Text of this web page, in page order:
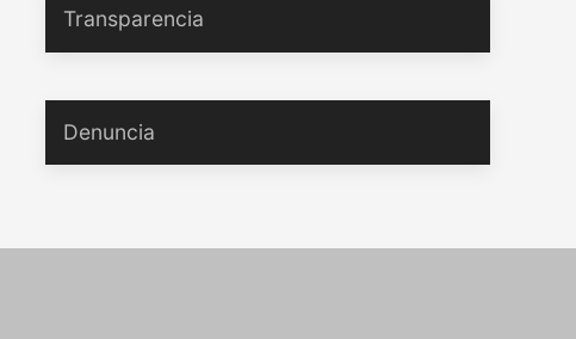
Transparencia
Denuncia